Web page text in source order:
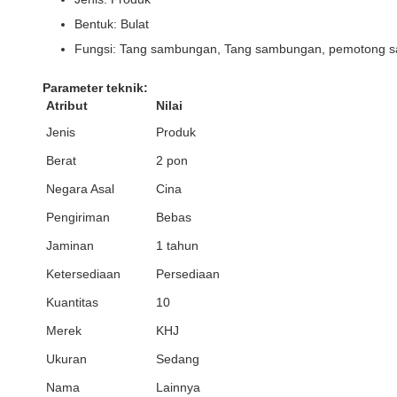
Bentuk: Bulat
Fungsi: Tang sambungan, Tang sambungan, pemotong
Parameter teknik:
Atribut
Nilai
Jenis
Produk
Berat
2 pon
Negara Asal
Cina
Pengiriman
Bebas
Jaminan
1 tahun
Ketersediaan
Persediaan
Kuantitas
10
Merek
KHJ
Ukuran
Sedang
Nama
Lainnya